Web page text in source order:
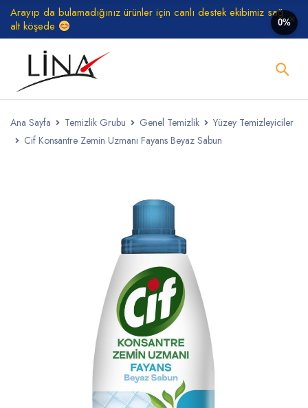
Arayıp da bulamadığınız ürünler için canlı destek ekibimiz sağ
alt köşede
Ana Sayfa Temizlik Grubu Genel Temizlik
Yüzey Temizleyiciler
Cif Konsantre Zemin Uzmanı Fayans Beyaz Sabun
0%